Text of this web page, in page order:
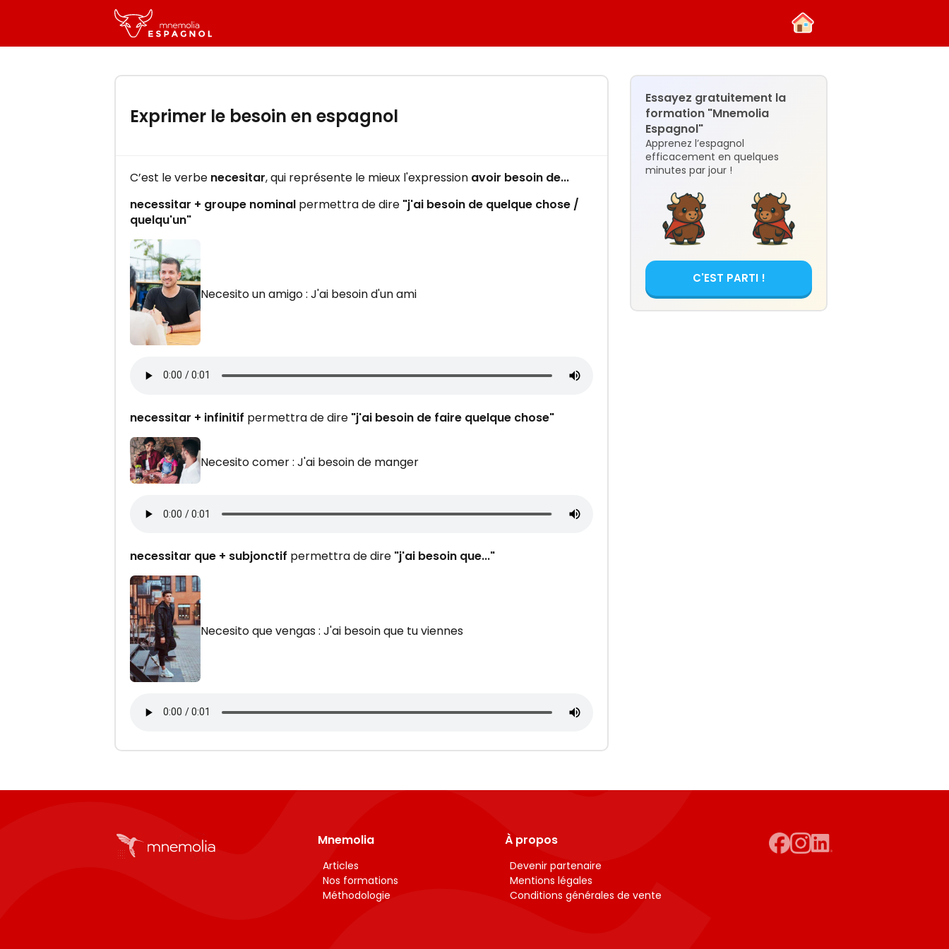
Exprimer le besoin en espagnol
C’est le verbe necesitar, qui représente le mieux l'expression avoir besoin de...
necessitar + groupe nominal permettra de dire "j'ai besoin de quelque chose /
quelqu'un"
Necesito un amigo : J'ai besoin d'un ami
necessitar + infinitif permettra de dire "j'ai besoin de faire quelque chose"
Necesito comer : J'ai besoin de manger
necessitar que + subjonctif permettra de dire "j'ai besoin que..."
Necesito que vengas : J'ai besoin que tu viennes
Essayez gratuitement la
formation "Mnemolia
Espagnol"
Apprenez l’espagnol
efficacement en quelques
minutes par jour !
C'EST PARTI !
Mnemolia
Articles
Nos formations
Méthodologie
À propos
Devenir partenaire
Mentions légales
Conditions générales de vente